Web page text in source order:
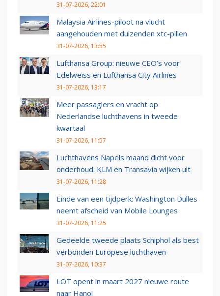
31-07-2026, 22:01
Malaysia Airlines-piloot na vlucht
aangehouden met duizenden xtc-pillen
31-07-2026, 13:55
Lufthansa Group: nieuwe CEO’s voor
Edelweiss en Lufthansa City Airlines
31-07-2026, 13:17
Meer passagiers en vracht op
Nederlandse luchthavens in tweede
kwartaal
31-07-2026, 11:57
Luchthavens Napels maand dicht voor
onderhoud: KLM en Transavia wijken uit
31-07-2026, 11:28
Einde van een tijdperk: Washington Dulles
neemt afscheid van Mobile Lounges
31-07-2026, 11:25
Gedeelde tweede plaats Schiphol als best
verbonden Europese luchthaven
31-07-2026, 10:37
LOT opent in maart 2027 nieuwe route
naar Hanoi